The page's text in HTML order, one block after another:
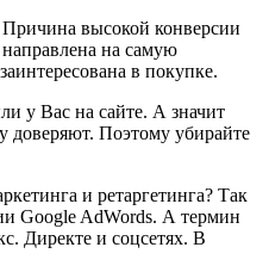
высокой конверсии
на самую
в покупке.
у Вас на сайте. А значит
доверяют. Поэтому убирайте
и ретаргетинга? Так
Google AdWords. А термин
Директе и соцсетях. В